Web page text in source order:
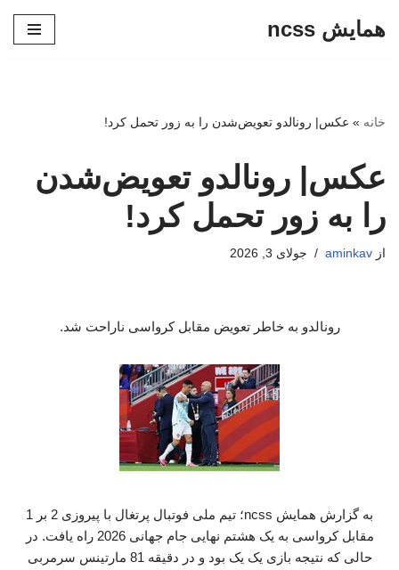
همایش ncss
خانه » عکس| رونالدو تعویض‌شدن را به زور تحمل کرد!
عکس| رونالدو تعویض‌شدن
را به زور تحمل کرد!
از aminkav جولای 3, 2026
رونالدو به خاطر تعویض مقابل کرواسی ناراحت شد.
به گزارش همایش ncss؛ تیم ملی فوتبال پرتغال با پیروزی 2 بر 1
مقابل کرواسی به یک هشتم نهایی جام جهانی 2026 راه یافت. در
حالی که نتیجه بازی یک یک بود و در دقیقه 81 مارتینس سرمربی